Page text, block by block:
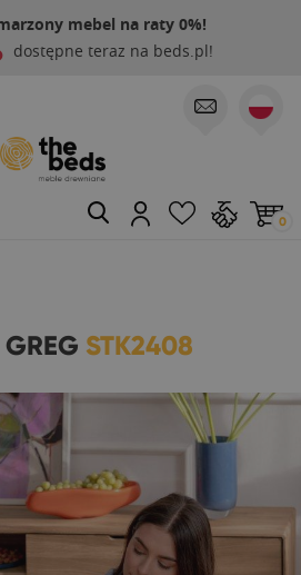
mebel na raty 0%!
dostępne teraz na beds.pl!
0
STK2408